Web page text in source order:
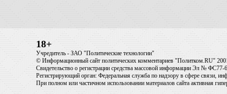
18+
Учредитель - ЗАО "Политические технологии"
© Информационный сайт политических комментариев "Политком.RU"
Свидетельство о регистрации средства массовой информации Эл № ФС77-
Регистрирующий орган: Федеральная служба по надзору в сфере связи,
При полном или частичном использовании материалов сайта активная